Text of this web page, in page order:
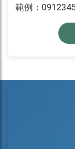
範例：